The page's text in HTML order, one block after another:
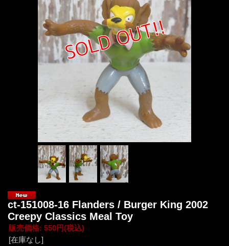
ct-151008-16 Flanders / Burger King 2002
Creepy Classics Meal Toy
販売価格: 550円(税込)
[在庫なし]